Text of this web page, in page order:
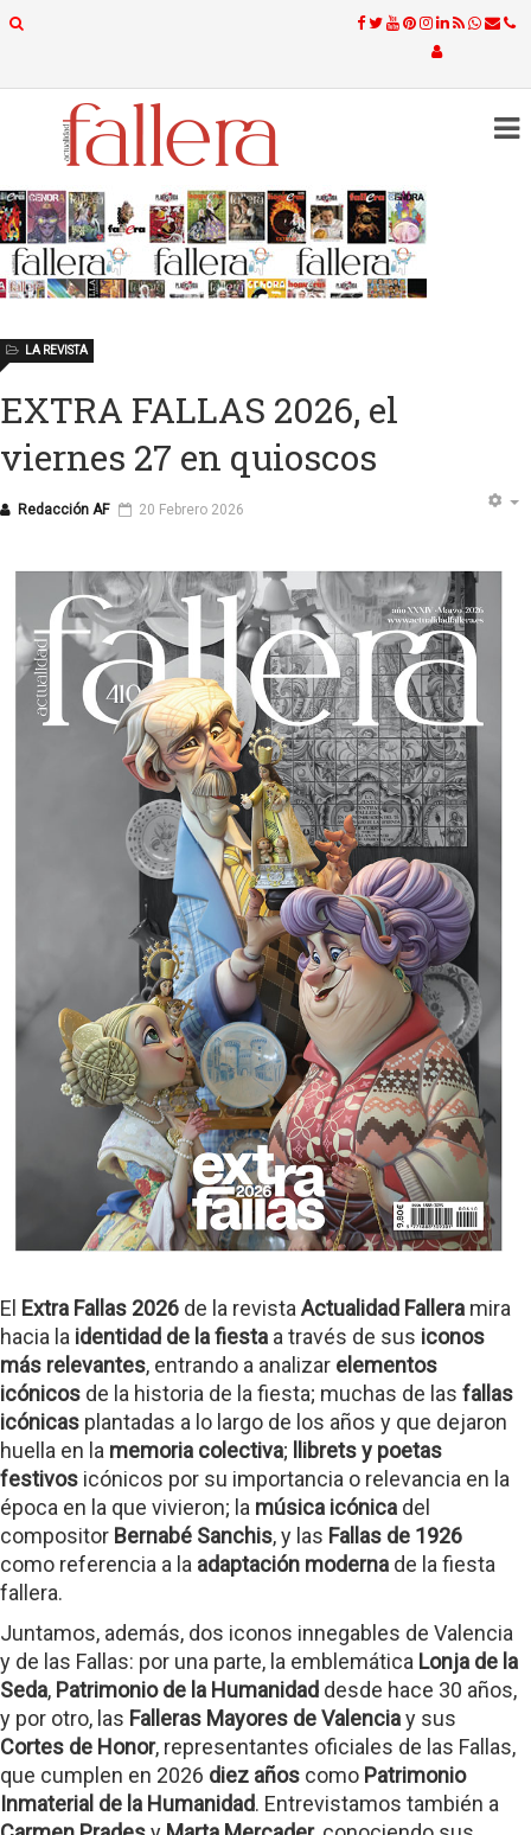
EXTRA FALLAS 2026, el
viernes 27 en quioscos
Redacción AF
LA REVISTA
20 Febrero 2026
El Extra Fallas 2026 de la revista Actualidad Fallera mira
hacia la identidad de la fiesta a través de sus iconos
más relevantes, entrando a analizar elementos
icónicos de la historia de la fiesta; muchas de las fallas
icónicas plantadas a lo largo de los años y que dejaron
huella en la memoria colectiva;
llibrets y poetas
festivos icónicos por su importancia o relevancia en la
época en la que vivieron; la música icónica del
compositor Bernabé Sanchis, y las Fallas de 1926
como referencia a la adaptación moderna de la fiesta
fallera.
Juntamos, además, dos iconos innegables de Valencia
y de las Fallas: por una parte, la emblemática Lonja de la
Seda, Patrimonio de la Humanidad desde hace 30 años,
y por otro, las Falleras Mayores de Valenciay sus
Cortes de Honor, representantes oficiales de las Fallas,
que cumplen en 2026 diez años como Patrimonio
Inmaterial de la Humanidad. Entrevistamos también a